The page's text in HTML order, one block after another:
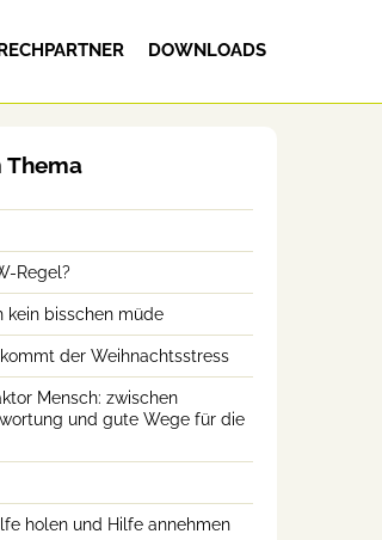
DOWNLOADS
Thema
Regel?
kein bisschen müde
der Weihnachtsstress
Mensch: zwischen
und gute Wege für die
holen und Hilfe annehmen